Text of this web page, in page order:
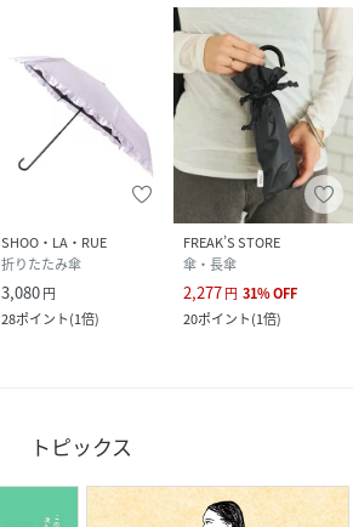
SHOO・LA・RUE
折りたたみ傘
3,080円
28ポイント(1倍)
FREAK’S STORE
傘・長傘
2,277円 31%OFF
20ポイント(1倍)
トピックス